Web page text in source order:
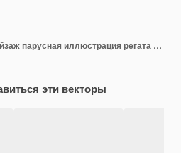
Акварель морской пейзаж парусная иллюстрация регата морская сцена парусная лодка
эти векторы